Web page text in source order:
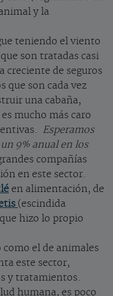
y la
teniendo el viento
son tratadas casi
creciente de seguros
que son cada vez
una cabaña,
mucho más caro
Esperamos
9% anual en los
compañías
en este sector.
en alimentación, de
(escindida
que hizo lo propio
como el de animales
este sector,
y tratamientos.
humana, es poco